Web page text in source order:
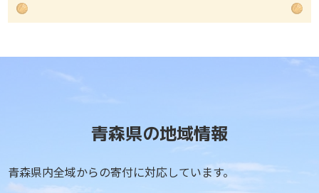
青森県の地域情報
青森県内全域からの寄付に対応しています。